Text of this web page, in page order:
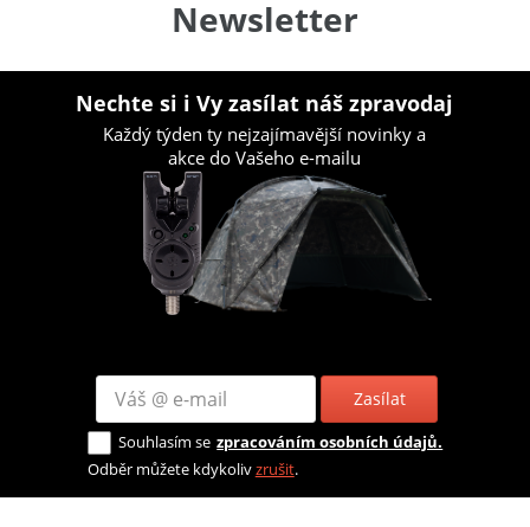
Newsletter
Nechte si i Vy zasílat náš zpravodaj
Každý týden ty nejzajímavější novinky a
akce do Vašeho e-mailu
Zasílat
Souhlasím se zpracováním osobních údajů.
Odběr můžete kdykolivzrušit.